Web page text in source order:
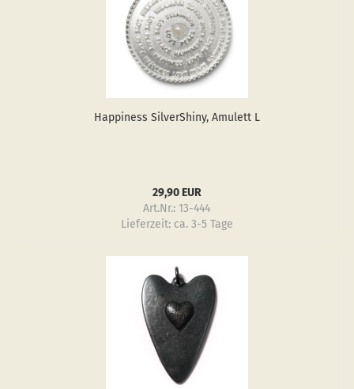
Hap­pi­ness Sil­verS­hiny, Amu­lett L
29,90 EUR
Art.Nr.: 13-444
Lieferzeit: ca. 3-5 Tage